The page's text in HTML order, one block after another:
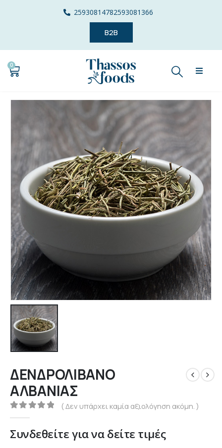
25930814782593081366
B2B
0
ΔΕΝΔΡΟΛΙΒΑΝΟ
ΑΛΒΑΝΙΑΣ
0out of 5
( Δεν υπάρχει καμία αξιολόγηση ακόμη. )
Συνδεθείτε για να δείτε τιμές